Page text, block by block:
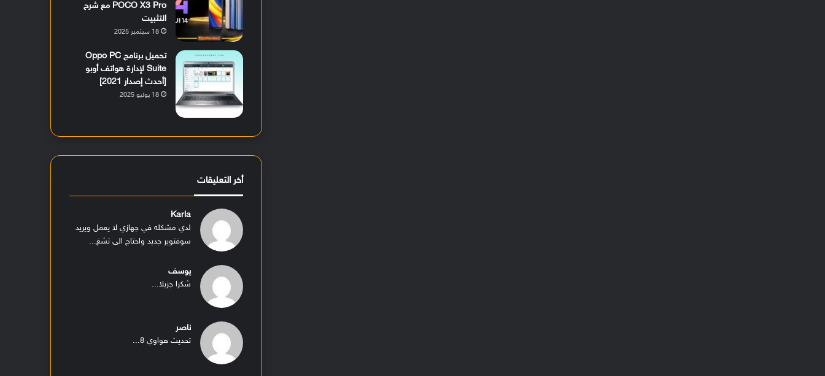
POCO X3 Pro مع شرح
التثبيت
18 سبتمبر 2025
تحميل برنامج Oppo PC
Suite لإدارة هواتف أوبو
[أحدث إصدار 2021]
18 يوليو 2025
أخر التعليقات
Karla
لدي مشكله في جهازي لا يعمل ويريد
سوفتوير جديد واحتاج الى تشغ...
يوسف
شكرا جزيلا...
ناصر
تحديث هواوي 8...